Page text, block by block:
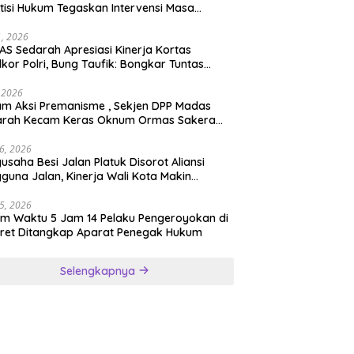
Hukum Tegaskan Intervensi Masa
2026
Sedarah Apresiasi Kinerja Kortas
Polri, Bung Taufik: Bongkar Tuntas
2026
Premanisme , Sekjen DPP Madas
Kecam Keras Oknum Ormas Sakera
2026
Besi Jalan Platuk Disorot Aliansi
Jalan, Kinerja Wali Kota Makin
2026
Waktu 5 Jam 14 Pelaku Pengeroyokan di
Ditangkap Aparat Penegak Hukum
Selengkapnya